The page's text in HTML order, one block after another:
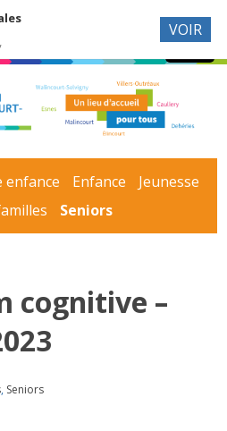
enfance Enfance
Jeunesse
Seniors
cognitive –
, Seniors
VOIR